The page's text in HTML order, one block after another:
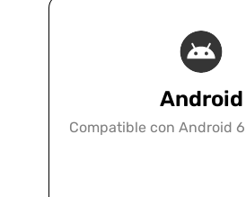
Android
Compatible con Android